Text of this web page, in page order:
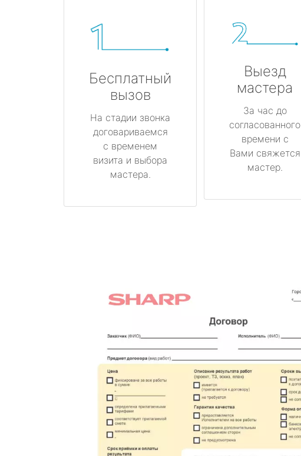
Бесплатный
вызов
На стадии звонка
договариваемся
с временем
визита и выбора
мастера.
Выезд
мастера
За час до
согласованного
времени с
Вами свяжется
мастер.